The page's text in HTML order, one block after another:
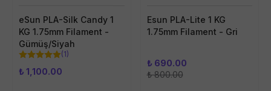
eSun PLA-Silk Candy 1
KG 1.75mm Filament -
Gümüş/Siyah
(1)
₺ 1,100.00
Esun PLA-Lite 1 KG
1.75mm Filament - Gri
₺ 690.00
₺ 800.00